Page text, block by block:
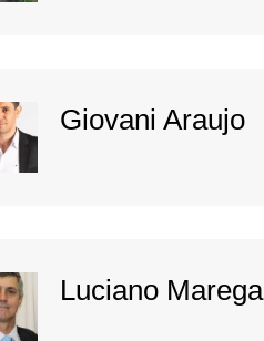
Giovani Araujo
Luciano Marega